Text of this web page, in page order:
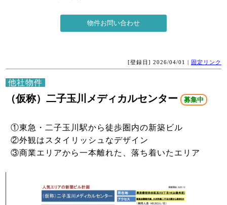
[登録日] 2026/04/01 | 固定リンク
他社物件
（仮称）二子玉川メディカルセンター 募集中
①東急・二子玉川駅から徒歩圏内の新築ビル
②外観はスタイリッシュなデザイン
③商業エリアから一本離れた、落ち着いたエリア